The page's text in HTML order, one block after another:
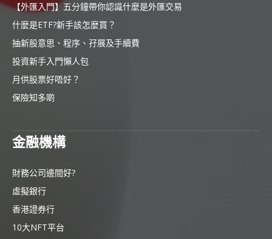
【外匯入門】五分鐘帶你認識什麼是外匯交易
什麼是ETF?新手該怎麼買？
抽新股意思、程序、孖展及手續費
投資新手入門懶人包
月供股票好唔好？
保險知多啲
金融機構
財務公司邊間好?
虛擬銀行
香港證券行
10大NFT平台